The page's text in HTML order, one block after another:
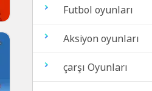
Futbol oyunları
Aksiyon oyunları
çarşı Oyunları